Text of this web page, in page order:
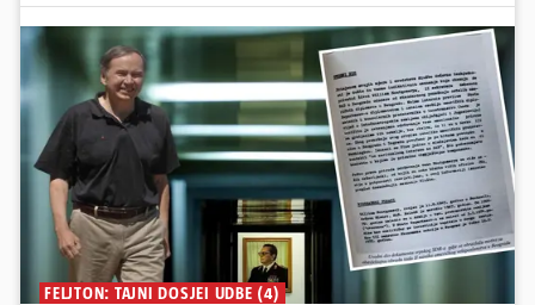
FELJTON: TAJNI DOSJEI UDBE (4)